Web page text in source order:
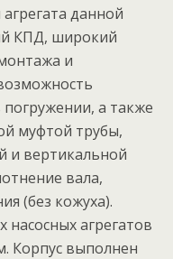
данной
КПД, широкий
и
погружении, а также
муфтой трубы,
и вертикальной
вала,
(без кожуха).
агрегатов
Корпус выполнен